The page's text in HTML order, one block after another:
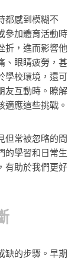
都感到模糊不
參加體育活動時
折，進而影響他
、眼睛疲勞，甚
學校環境，還可
友互動時。瞭解
適應這些挑戰。
但常被忽略的問
的學習和日常生
有助於我們更好
缺的步驟。早期